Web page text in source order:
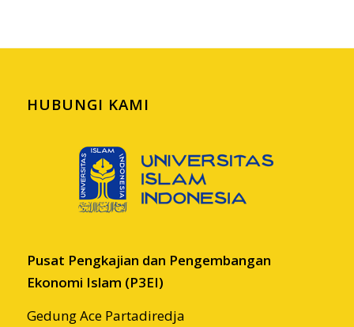
HUBUNGI KAMI
Pusat Pengkajian dan Pengembangan
Ekonomi Islam (P3EI)
Gedung Ace Partadiredja